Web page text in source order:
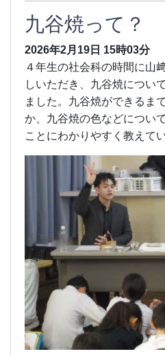
九谷焼って？
2026年2月19日 15時03分
４年生の社会科の時間に山
しいただき、九谷焼につい
ました。九谷焼ができるま
か、九谷焼の色などについ
ことにわかりやすく教えて